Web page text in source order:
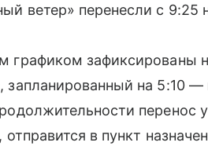
ветер» перенесли с 9:25
графиком
запланированный на 5:10 —
перенос
в пункт